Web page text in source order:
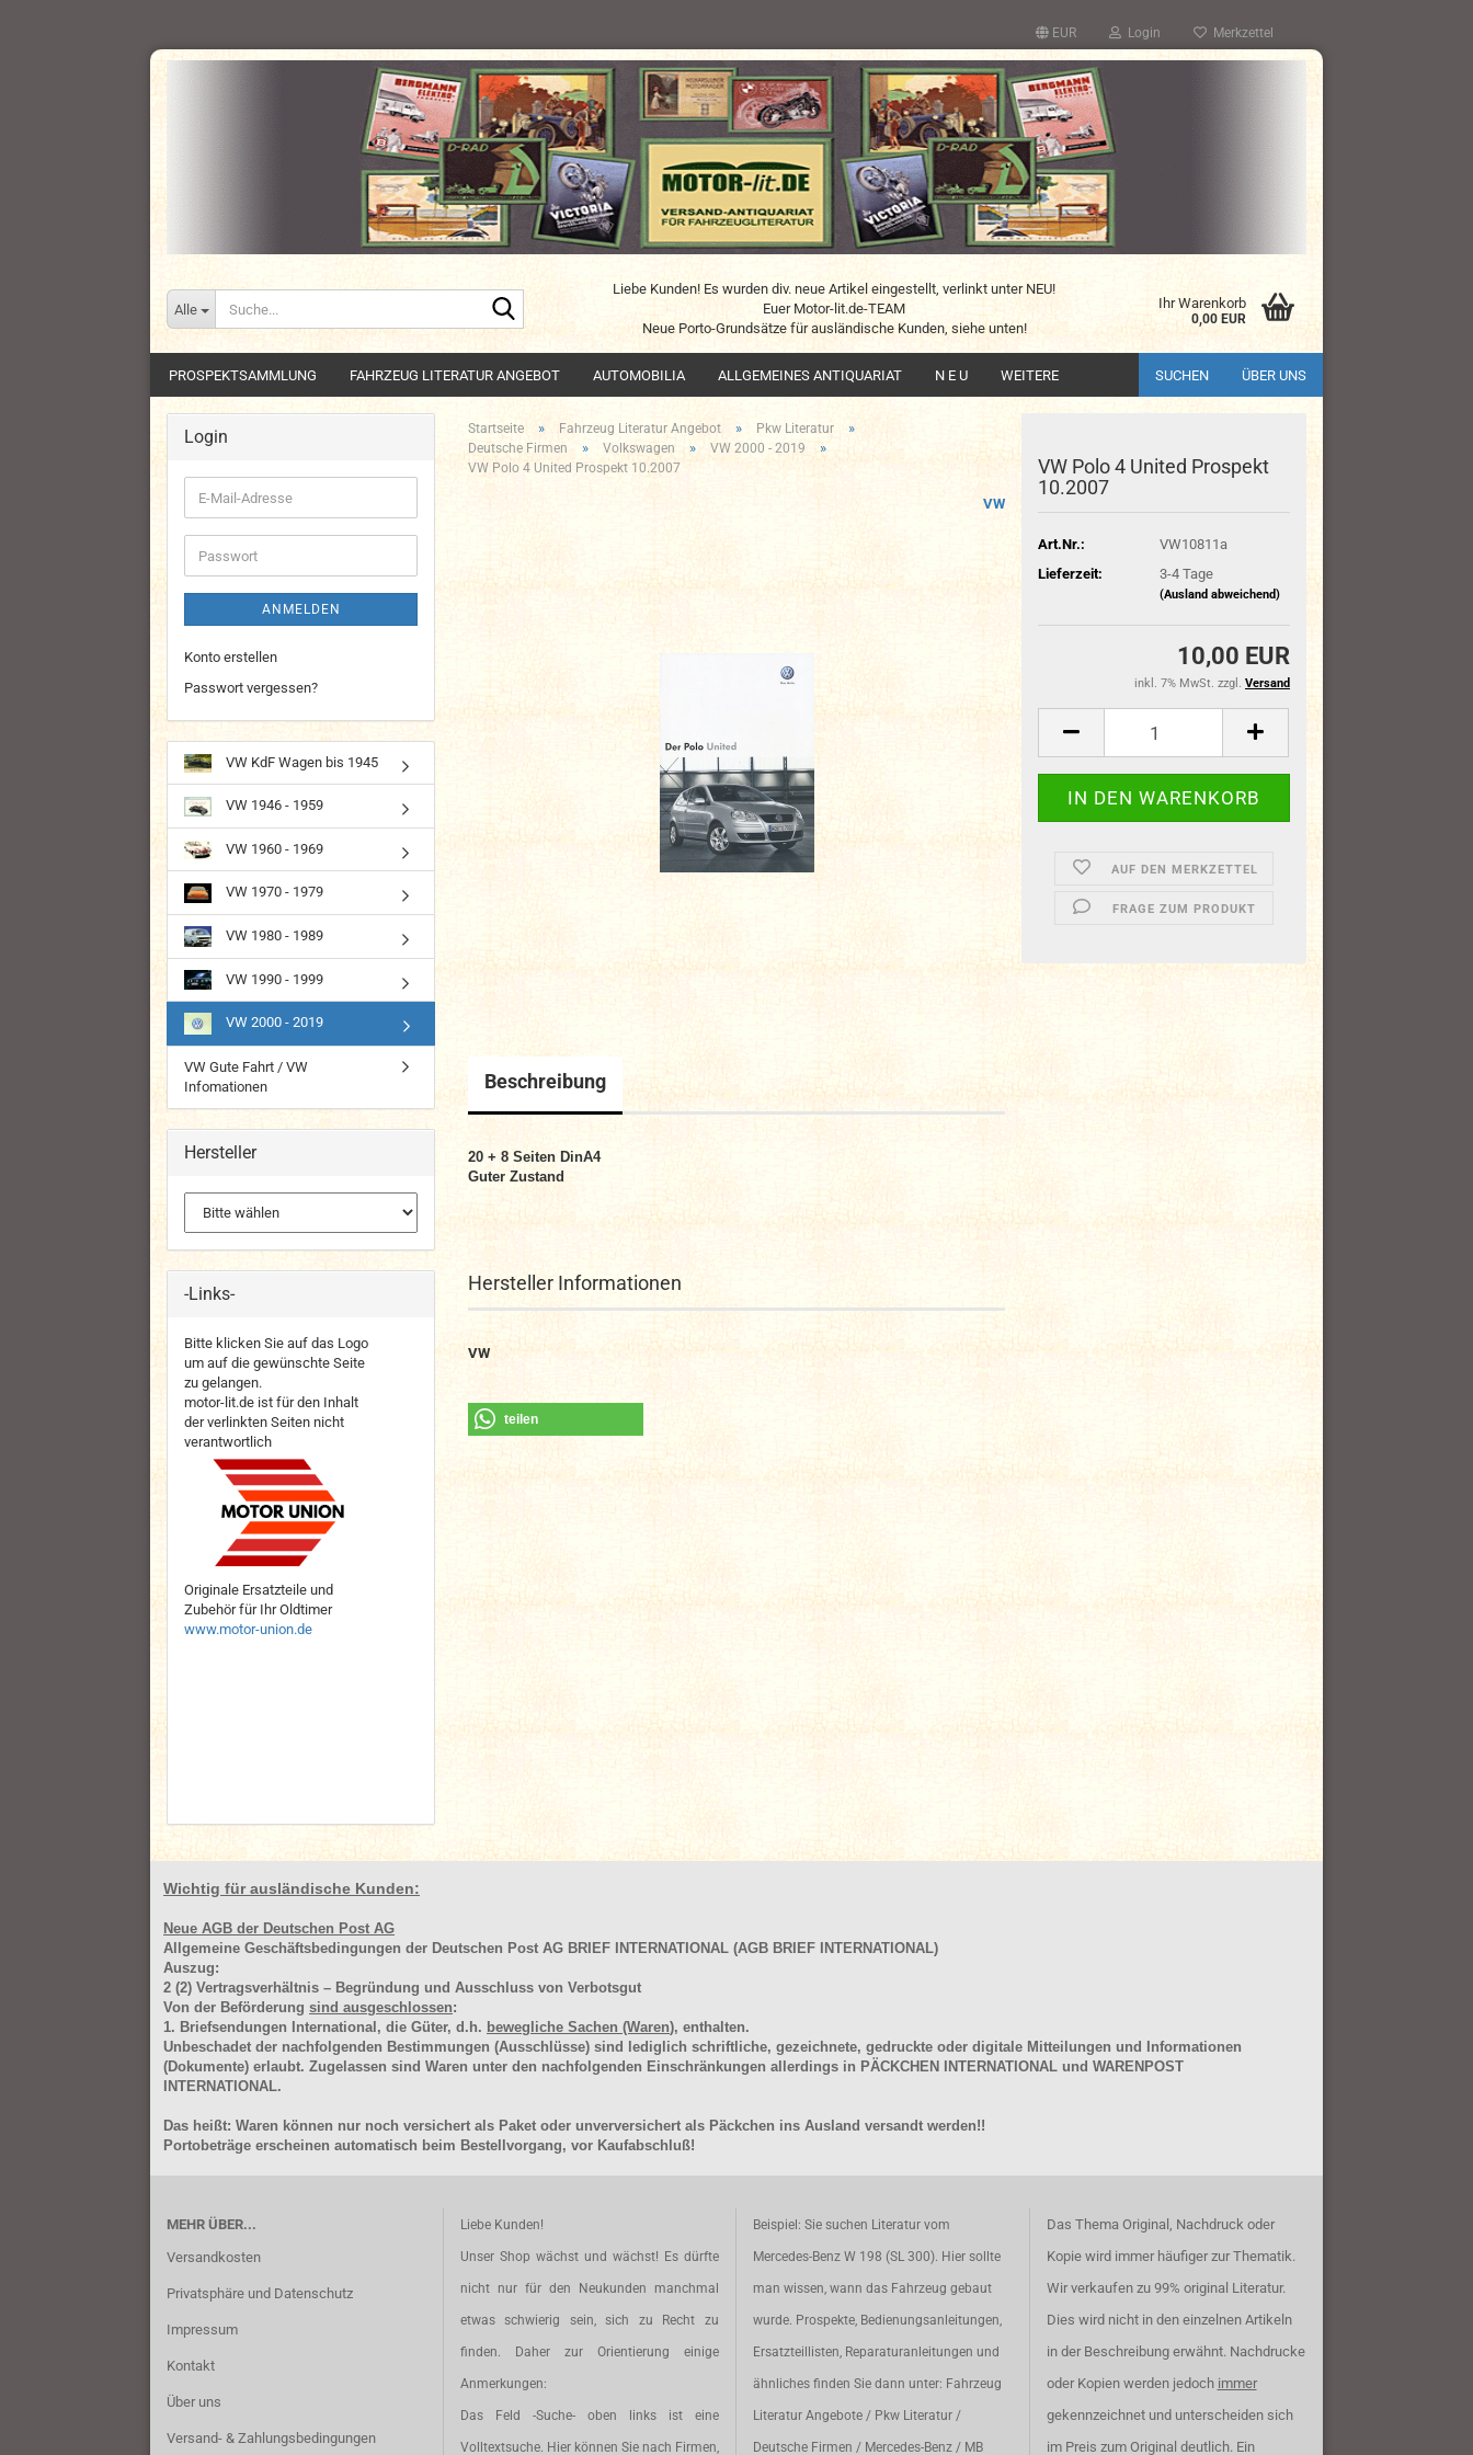
EUR Login Merkzettel
Alle
Liebe Kunden! Es wurden div. neue Artikel eingestellt, verlinkt unter NEU!
Euer Motor-lit.de-TEAM
Neue Porto-Grundsätze für ausländische Kunden, siehe unten!
Ihr Warenkorb
0,00 EUR
PROSPEKTSAMMLUNG FAHRZEUG LITERATUR ANGEBOT AUTOMOBILIA ALLGEMEINES ANTIQUARIAT N E U SUCHEN ÜBER UNS
WEITERE
Startseite » Fahrzeug Literatur Angebot » Pkw Literatur »
Deutsche Firmen » Volkswagen » VW 2000 - 2019 »
VW Polo 4 United Prospekt 10.2007
VW
VW Polo 4 United Prospekt
10.2007
Art.Nr.:
VW10811a
Lieferzeit:
3-4 Tage
(Ausland abweichend)
10,00 EUR
inkl. 7% MwSt. zzgl. Versand
AUF DEN MERKZETTEL
FRAGE ZUM PRODUKT
Beschreibung
20 + 8 Seiten DinA4
Guter Zustand
Hersteller Informationen
VW
teilen
Login
E-
Mail-
Adresse
Passwort
ANMELDEN
Konto erstellen
Passwort vergessen?
VW KdF Wagen bis 1945
VW 1946 - 1959
VW 1960 - 1969
VW 1970 - 1979
VW 1980 - 1989
VW 1990 - 1999
VW 2000 - 2019
VW Gute Fahrt / VW
Infomationen
Hersteller
-Links-
Bitte klicken Sie auf das Logo
um auf die gewünschte Seite
zu gelangen.
motor-lit.de ist für den Inhalt
der verlinkten Seiten nicht
verantwortlich
Originale Ersatzteile und
Zubehör für Ihr Oldtimer
www.motor-union.de
Wichtig für ausländische Kunden:
Neue AGB der Deutschen Post AG
Allgemeine Geschäftsbedingungen der Deutschen Post AG BRIEF INTERNATIONAL (AGB BRIEF INTERNATIONAL)
Auszug:
2 (2) Vertragsverhältnis – Begründung und Ausschluss von Verbotsgut
Von der Beförderung sind ausgeschlossen:
1. Briefsendungen International, die Güter, d.h. bewegliche Sachen (Waren), enthalten.
Unbeschadet der nachfolgenden Bestimmungen (Ausschlüsse) sind lediglich schriftliche, gezeichnete, gedruckte oder digitale Mitteilungen und Informationen
(Dokumente) erlaubt. Zugelassen sind Waren unter den nachfolgenden Einschränkungen allerdings in PÄCKCHEN INTERNATIONAL und WARENPOST
INTERNATIONAL.
Das heißt: Waren können nur noch versichert als Paket oder unverversichert als Päckchen ins Ausland versandt werden!!
Portobeträge erscheinen automatisch beim Bestellvorgang, vor Kaufabschluß!
MEHR ÜBER...
Versandkosten
Privatsphäre und Datenschutz
Impressum
Kontakt
Über uns
Versand- & Zahlungsbedingungen
Liebe Kunden!
Unser Shop wächst und wächst! Es dürfte
nicht nur für den Neukunden manchmal
etwas schwierig sein, sich zu Recht zu
finden. Daher zur Orientierung einige
Anmerkungen:
Das Feld -Suche- oben links ist eine
Volltextsuche. Hier können Sie nach Firmen,
Beispiel: Sie suchen Literatur vom
Mercedes-Benz W 198 (SL 300). Hier sollte
man wissen, wann das Fahrzeug gebaut
wurde. Prospekte, Bedienungsanleitungen,
Ersatzteillisten, Reparaturanleitungen und
ähnliches finden Sie dann unter: Fahrzeug
Literatur Angebote / Pkw Literatur /
Deutsche Firmen / Mercedes-Benz / MB
Das Thema Original, Nachdruck oder
Kopie wird immer häufiger zur Thematik.
Wir verkaufen zu 99% original Literatur.
Dies wird nicht in den einzelnen Artikeln
in der Beschreibung erwähnt. Nachdrucke
oder Kopien werden jedoch immer
gekennzeichnet und unterscheiden sich
im Preis zum Original deutlich. Ein